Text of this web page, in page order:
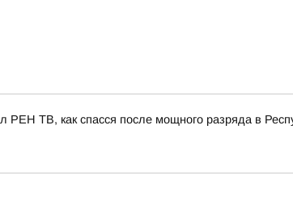
ТВ, как спасся после мощного разряда в